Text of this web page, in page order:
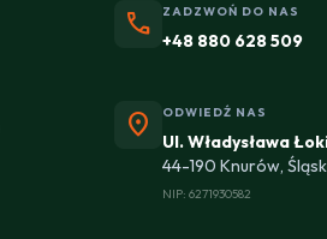
phone ZADZWOŃ DO NAS
+48 880 628 509
location_on ODWIEDŹ NAS
Ul. Władysława
44-190 Knurów,
NIP: 6271930582